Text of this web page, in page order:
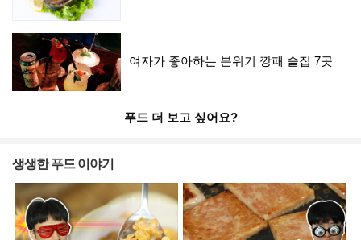
여자가 좋아하는 분위기 깡패 술집 7곳
푸드 더 보고 싶어요?
생생한 푸드 이야기